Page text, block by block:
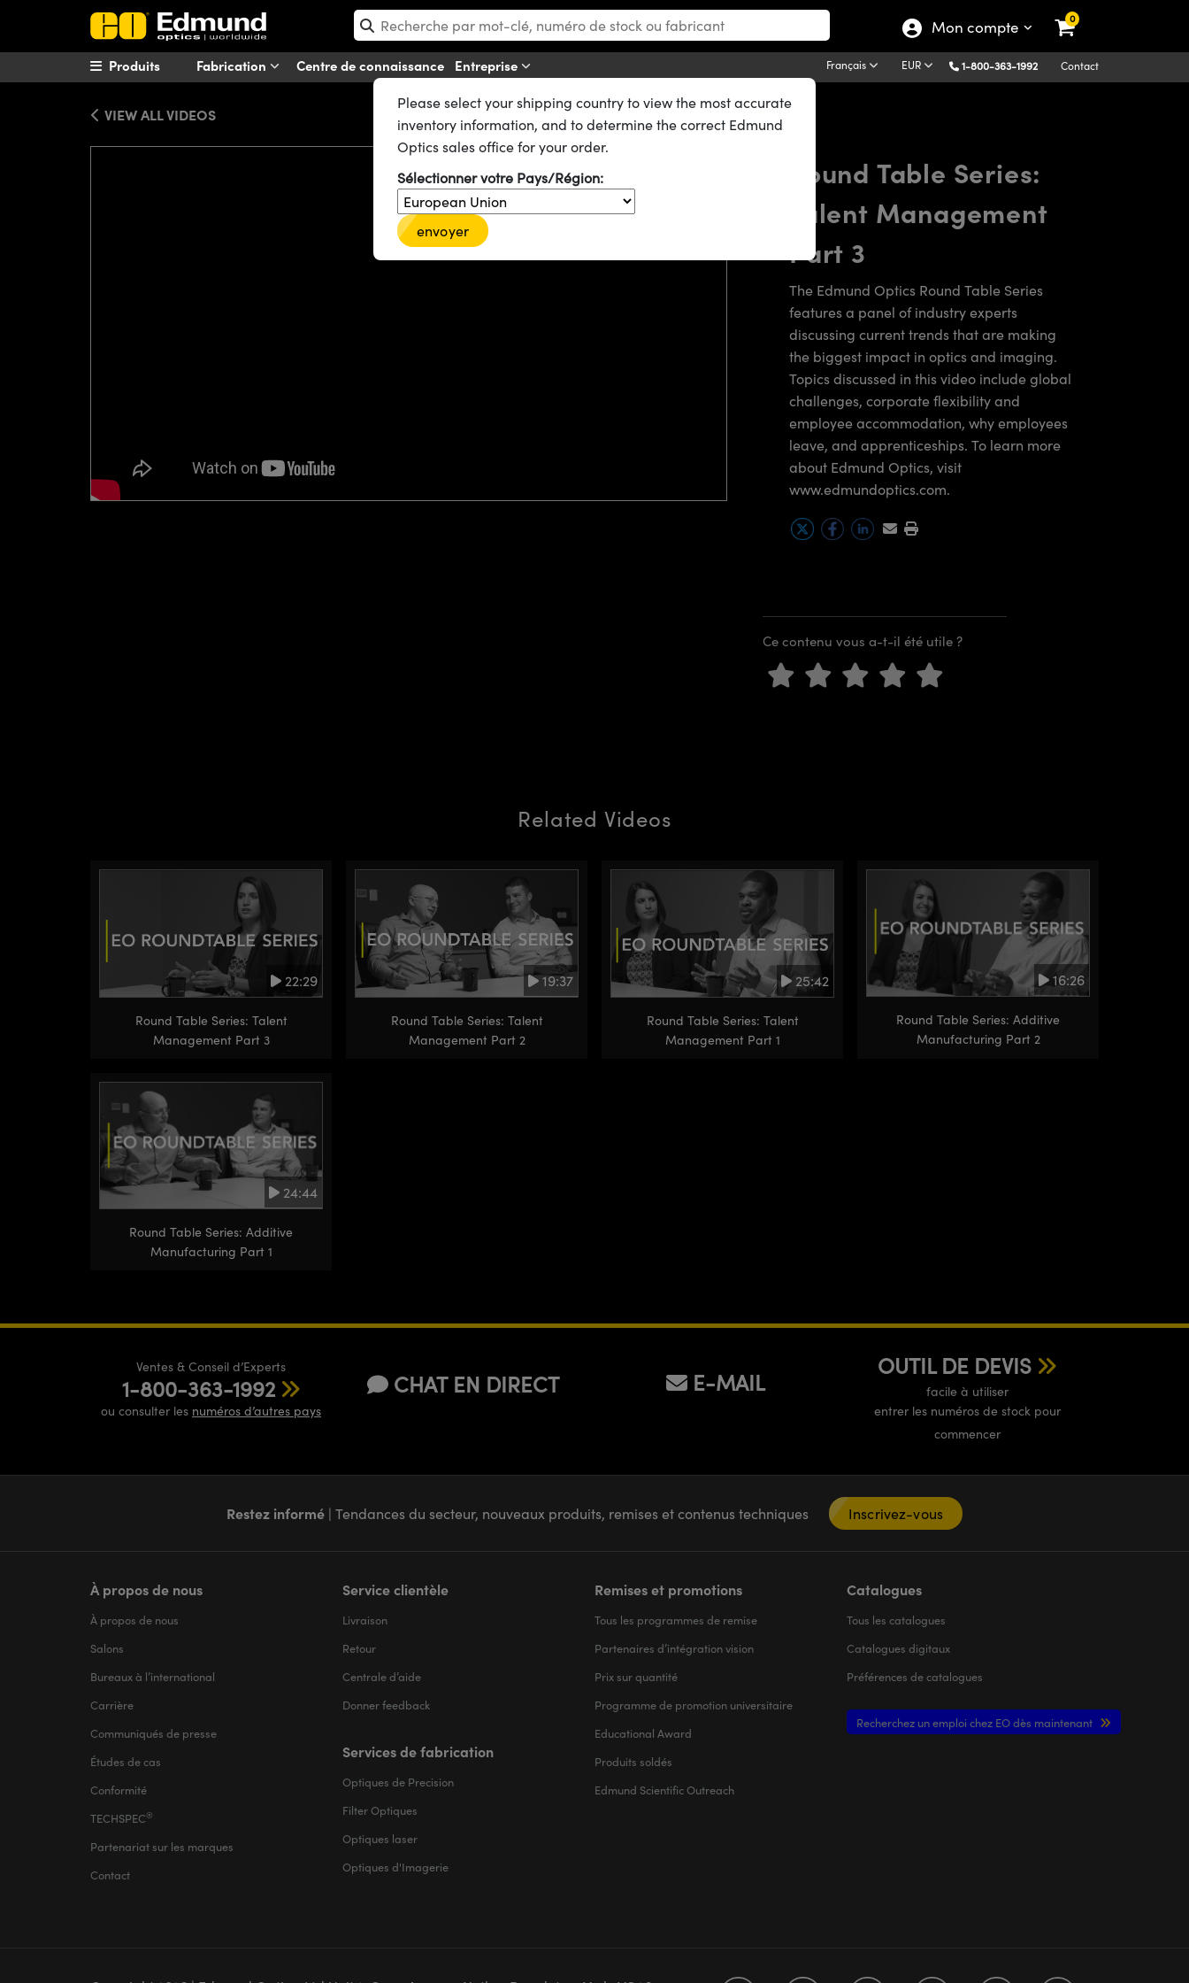
Mon compte 0
Fabrication Centre de connaissance Entreprise Français EUR 1-800-363-1992 Contact
Produits
VIEW ALL VIDEOS
Round Table Series:
Talent Management
Part 3
The Edmund Optics Round Table Series
features a panel of industry experts
discussing current trends that are making
the biggest impact in optics and imaging.
Topics discussed in this video include global
challenges, corporate flexibility and
employee accommodation, why employees
leave, and apprenticeships. To learn more
about Edmund Optics, visit
www.edmundoptics.com.
to watch this video.
Ce contenu vous a-t-il été utile ?
Related Videos
22:29
Round Table Series: Talent
Management Part 3
19:37
Round Table Series: Talent
Management Part 2
25:42
Round Table Series: Talent
Management Part 1
16:26
Round Table Series: Additive
Manufacturing Part 2
24:44
Round Table Series: Additive
Manufacturing Part 1
Ventes & Conseil d’Experts
1-800-363-1992
ou consulter les numéros d’autres pays
CHAT EN DIRECT E-MAIL
OUTIL DE DEVIS
facile à utiliser
entrer les numéros de stock pour
commencer
Restez informé | Tendances du secteur, nouveaux produits, remises et contenus techniques Inscrivez-vous
À propos de nous
À propos de nous
Salons
Bureaux à l’international
Carrière
Communiqués de presse
Études de cas
Conformité
TECHSPEC®
Partenariat sur les marques
Contact
Service clientèle
Livraison
Retour
Centrale d’aide
Donner feedback
Services de fabrication
Optiques de Precision
Filter Optiques
Optiques laser
Optiques d'Imagerie
Remises et promotions
Tous les programmes de remise
Partenaires d’intégration vision
Prix sur quantité
Programme de promotion universitaire
Educational Award
Produits soldés
Edmund Scientific Outreach
Catalogues
Tous les catalogues
Catalogues digitaux
Préférences de catalogues
Recherchez un emploi chez EO dès maintenant
Please select your shipping country to view the most accurate
inventory information, and to determine the correct Edmund
Optics sales office for your order.
Sélectionner votre Pays/Région:
envoyer